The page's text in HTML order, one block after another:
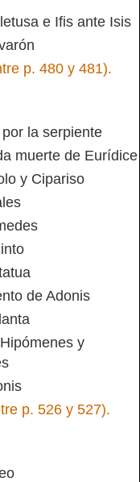
e Ifis ante Isis
p. 480 y 481).
la serpiente
muerte de Eurídice
y Cipariso
de Adonis
y
p. 526 y 527).